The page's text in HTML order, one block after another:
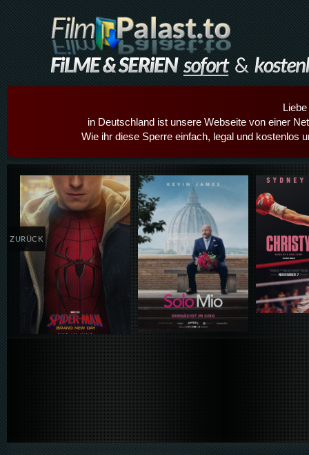
in Deutschland ist unsere Webseite von einer
Wie ihr diese Sperre einfach, legal und kostenlos
Details,Play Details,Play
ZURÜCK